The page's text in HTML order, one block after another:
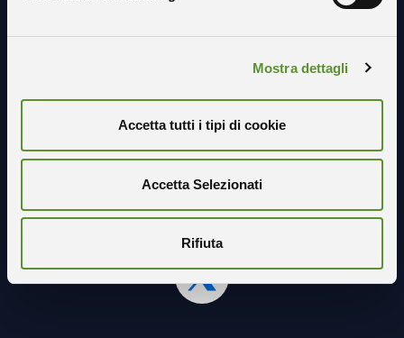
Mostra dettagli
Accetta tutti i tipi di cookie
Accetta Selezionati
Rifiuta